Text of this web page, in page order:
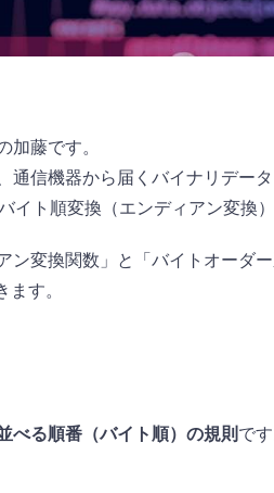
加藤です。
信機器から届くバイナリデー
イト順変換（エンディアン変換）
変換関数」と「バイトオーダ
す。
べる順番（バイト順）の規則 で